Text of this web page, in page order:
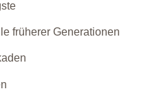
früherer Generationen